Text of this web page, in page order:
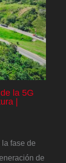
la 5G
|
fase de
de